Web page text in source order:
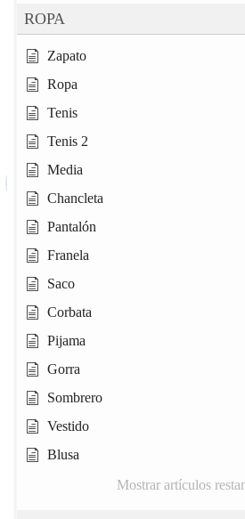
ROPA
Zapato
Ropa
Tenis
Tenis 2
Media
Chancleta
Pantalón
Franela
Saco
Corbata
Pijama
Gorra
Sombrero
Vestido
Blusa
Mostrar artículos